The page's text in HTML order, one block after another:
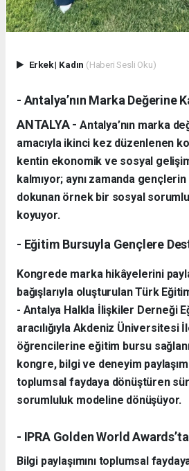
Erkek| Kadın (Haberi Sesli Oku)
- Antalya’nın Marka Değerine
ANTALYA -Antalya’nın marka
amacıyla ikinci kez düzenlenen
kentin ekonomik ve sosyal
kalmıyor; aynı zamanda
dokunan örnek bir sosyal
koyuyor.
- Eğitim Bursuyla Gençlere
Kongrede marka hikâyelerini
bağışlarıyla oluşturulan Türk
- Antalya Halkla İlişkiler Derneği
aracılığıyla Akdeniz Üniversitesi
öğrencilerine eğitim bursu
kongre, bilgi ve deneyim
toplumsal faydaya dönüştüren
sorumluluk modeline dönüşüyor.
- IPRA Golden World
Bilgi paylaşımını toplumsal